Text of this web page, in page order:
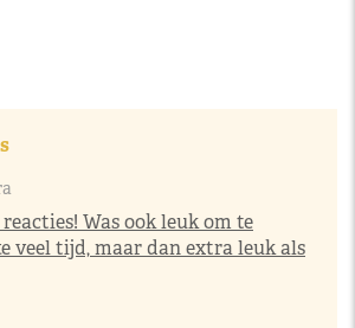
Was ook leuk om te
veel tijd, maar dan extra leuk als